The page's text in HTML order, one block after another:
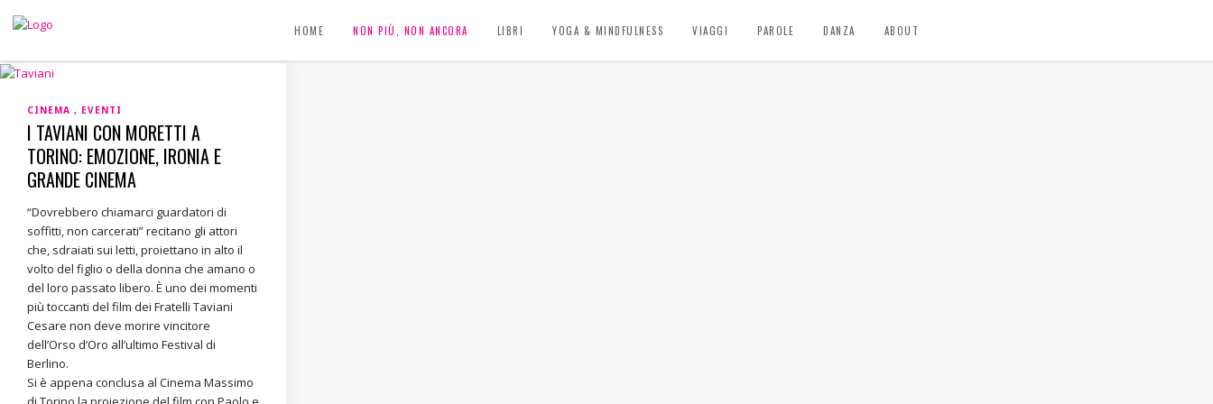
HOME NON PIÙ, NON ANCORA LIBRI YOGA & MINDFULNESS VIAGGI PAROLE DANZA ABOUT
CINEMA EVENTI
I TAVIANI CON MORETTI A
TORINO: EMOZIONE, IRONIA E
GRANDE CINEMA
“Dovrebbero chiamarci guardatori di
soffitti, non carcerati” recitano gli attori
che, sdraiati sui letti, proiettano in alto il
volto del figlio o della donna che amano o
del loro passato libero. È uno dei momenti
più toccanti del film dei Fratelli Taviani
Cesare non deve morire vincitore
dell’Orso d’Oro all’ultimo Festival di
Berlino.
Si è appena conclusa al Cinema Massimo